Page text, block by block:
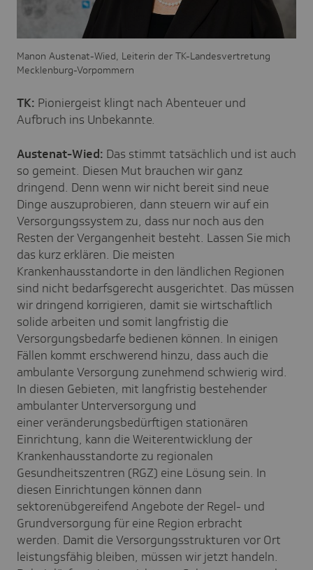
Manon Austenat-Wied, Leiterin der TK-Landesvertretung
Mecklenburg-Vorpommern
TK: Pioniergeist klingt nach Abenteuer und
Aufbruch ins Unbekannte.
Austenat-Wied: Das stimmt tatsächlich und ist auch
so gemeint. Diesen Mut brauchen wir ganz
dringend. Denn wenn wir nicht bereit sind neue
Dinge auszuprobieren, dann steuern wir auf ein
Versorgungssystem zu, dass nur noch aus den
Resten der Vergangenheit besteht. Lassen Sie mich
das kurz erklären. Die meisten
Krankenhausstandorte in den ländlichen Regionen
sind nicht bedarfsgerecht ausgerichtet. Das müssen
wir dringend korrigieren, damit sie wirtschaftlich
solide arbeiten und somit langfristig die
Versorgungsbedarfe bedienen können. In einigen
Fällen kommt erschwerend hinzu, dass auch die
ambulante Versorgung zunehmend schwierig wird.
In diesen Gebieten, mit langfristig bestehender
ambulanter Unterversorgung und
einer veränderungsbedürftigen stationären
Einrichtung, kann die Weiterentwicklung der
Krankenhausstandorte zu regionalen
Gesundheitszentren (RGZ) eine Lösung sein. In
diesen Einrichtungen können dann
sektorenübgereifend Angebote der Regel- und
Grundversorgung für eine Region erbracht
werden. Damit die Versorgungsstrukturen vor Ort
leistungsfähig bleiben, müssen wir jetzt handeln.